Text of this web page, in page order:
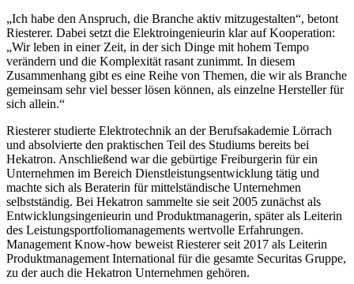
„Ich habe den Anspruch, die Branche aktiv mitzugestalten“, betont
Riesterer. Dabei setzt die Elektroingenieurin klar auf Kooperation:
„Wir leben in einer Zeit, in der sich Dinge mit hohem Tempo
verändern und die Komplexität rasant zunimmt. In diesem
Zusammenhang gibt es eine Reihe von Themen, die wir als Branche
gemeinsam sehr viel besser lösen können, als einzelne Hersteller für
sich allein.“
Riesterer studierte Elektrotechnik an der Berufsakademie Lörrach
und absolvierte den praktischen Teil des Studiums bereits bei
Hekatron. Anschließend war die gebürtige Freiburgerin für ein
Unternehmen im Bereich Dienstleistungsentwicklung tätig und
machte sich als Beraterin für mittelständische Unternehmen
selbstständig. Bei Hekatron sammelte sie seit 2005 zunächst als
Entwicklungsingenieurin und Produktmanagerin, später als Leiterin
des Leistungsportfoliomanagements wertvolle Erfahrungen.
Management Know-how beweist Riesterer seit 2017 als Leiterin
Produktmanagement International für die gesamte Securitas Gruppe,
zu der auch die Hekatron Unternehmen gehören.